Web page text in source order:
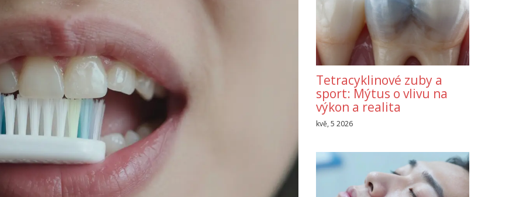
Tetracyklinové zuby a
sport: Mýtus o vlivu na
výkon a realita
kvě, 5 2026